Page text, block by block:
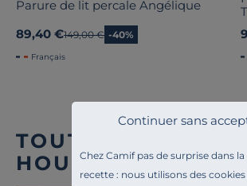
Chez Camif pas de surprise dans la
recette : nous utilisons des cookies
Continuer sans
Parure de lit percale Angélique
89,40 €Ancien prix
149,00 € -40%
Français
TOUTE NOTRE
HOUSSES DE